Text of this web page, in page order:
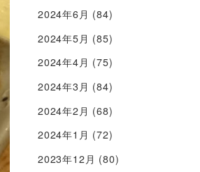
2024年6月 (84)
2024年5月 (85)
2024年4月 (75)
2024年3月 (84)
2024年2月 (68)
2024年1月 (72)
2023年12月 (80)